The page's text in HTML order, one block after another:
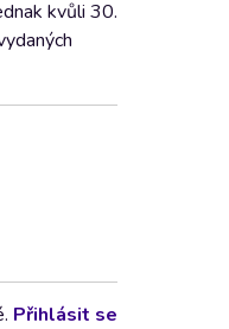
kvůli 30.
Přihlásit se